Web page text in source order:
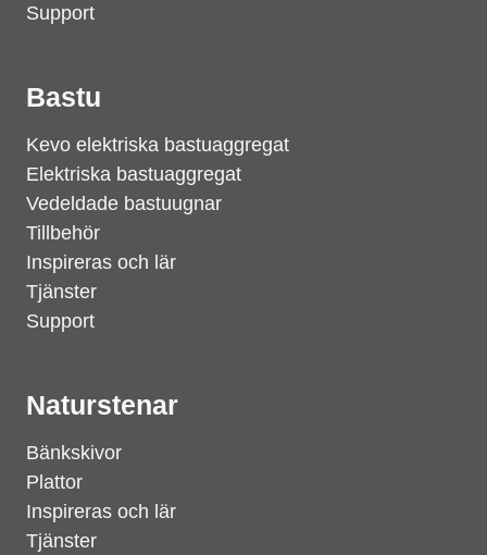
Support
Bastu
Kevo elektriska bastuaggregat
Elektriska bastuaggregat
Vedeldade bastuugnar
Tillbehör
Inspireras och lär
Tjänster
Support
Naturstenar
Bänkskivor
Plattor
Inspireras och lär
Tjänster